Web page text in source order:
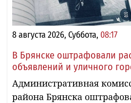
8 августа 2026, Суббота, 08:17
В Брянске оштрафовали
объявлений и уличного
Административная
района Брянска